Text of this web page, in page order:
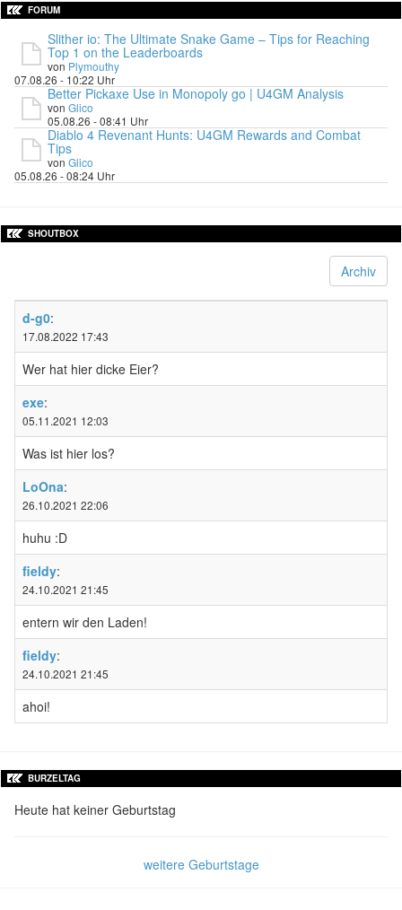
FORUM
Slither io: The Ultimate Snake Game – Tips for Reaching
Top 1 on the Leaderboards
von Plymouthy
07.08.26 - 10:22 Uhr
Better Pickaxe Use in Monopoly go | U4GM Analysis
von Glico
05.08.26 - 08:41 Uhr
Diablo 4 Revenant Hunts: U4GM Rewards and Combat
Tips
von Glico
05.08.26 - 08:24 Uhr
SHOUTBOX
Archiv
d-g0:
17.08.2022 17:43
Wer hat hier dicke Eier?
exe:
05.11.2021 12:03
Was ist hier los?
LoOna:
26.10.2021 22:06
huhu :D
fieldy:
24.10.2021 21:45
entern wir den Laden!
fieldy:
24.10.2021 21:45
ahoi!
BURZELTAG
Heute hat keiner Geburtstag
weitere Geburtstage